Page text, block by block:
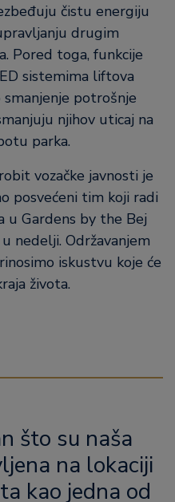
čistu energiju
drugim
Pored toga, funkcije
sistemima liftova
potrošnje
njihov uticaj na
parka.
vozačke javnosti je
posvećeni tim koji radi
u Gardens by the Bej
nedelji. Održavanjem
iskustvu koje će
života.
što su naša
na lokaciji
kao jedna od